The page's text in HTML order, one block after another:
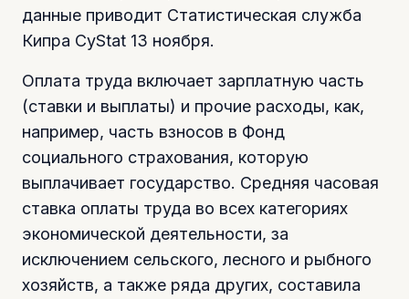
данные приводит Статистическая служба
Кипра CyStat 13 ноября.
Оплата труда включает зарплатную часть
(ставки и выплаты) и прочие расходы, как,
например, часть взносов в Фонд
социального страхования, которую
выплачивает государство. Средняя часовая
ставка оплаты труда во всех категориях
экономической деятельности, за
исключением сельского, лесного и рыбного
хозяйств, а также ряда других, составила